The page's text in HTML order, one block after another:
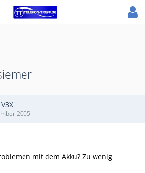
2005
mit dem Akku? Zu wenig